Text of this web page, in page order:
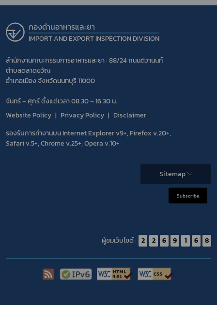
กองด่านอาหารและยา
IMPORT AND EXPORT INSPECTION DIVISION
สำนักงานคณะกรรมการอาหารและยา : 88/24 ถนนติวานนท์
ตำบลตลาดขวัญ
อำเภอเมือง จังหวัดนนทบุรี 11000
จันทร์ – ศุกร์ ตั้งแต่เวลา 08.30 – 16.30 น.
Website Policy
Privacy Policy
Disclaimer
รองรับการทำงานบน Internet Explorer v9+, Firefox v.20+,
Safari v.5+, Chrome v.25+, Opera v.10+
Sitemap
Subscribe
ผู้ชมเว็บไซต์ : 2 2 6 9 1 6 8